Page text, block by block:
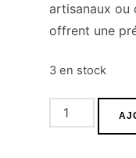
artisanaux ou
offrent une
3 en stock
quantité
de